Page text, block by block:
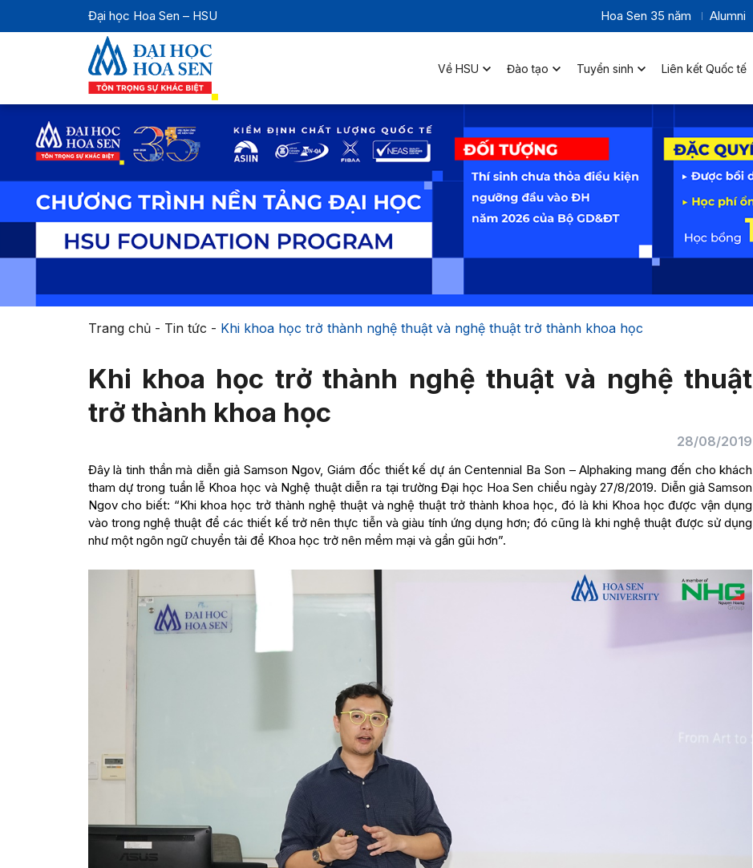
Đại học Hoa Sen – HSU Hoa Sen 35 năm Alumni
Về HSU Đào tạo Tuyển sinh Liên kết Quốc tế
Trang chủ- Tin tức - Khi khoa học trở thành nghệ thuật và nghệ thuật trở thành khoa học
Khi khoa học trở thành nghệ thuật và nghệ thuật
trở thành khoa học
28/08/2019
Đây là tinh thần mà diễn giả Samson Ngov, Giám đốc thiết kế dự án Centennial Ba Son – Alphaking mang đến cho khách
tham dự trong tuần lễ Khoa học và Nghệ thuật diễn ra tại trường Đại học Hoa Sen chiều ngày 27/8/2019. Diễn giả Samson
Ngov cho biết: “Khi khoa học trở thành nghệ thuật và nghệ thuật trở thành khoa học, đó là khi Khoa học được vận dụng
vào trong nghệ thuật để các thiết kế trở nên thực tiễn và giàu tính ứng dụng hơn; đó cũng là khi nghệ thuật được sử dụng
như một ngôn ngữ chuyển tải để Khoa học trở nên mềm mại và gần gũi hơn”.